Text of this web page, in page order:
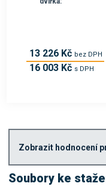
13 226 Kč bez DPH
16 003 Kč s DPH
Zobrazit hodnocení
Soubory ke